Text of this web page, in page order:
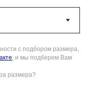
с подбором размера,
, и мы подберем Вам
размера?